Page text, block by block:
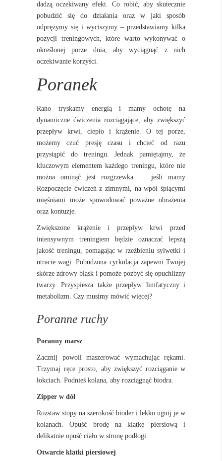
dadzą oczekiwany efekt. Co robić, aby skutecznie
pobudzić się do działania oraz w jaki sposób
odprężymy się i wyciszymy – przedstawiamy kilka
pozycji treningowych, które warto wykonywać o
określonej porze dnia, aby wyciągnąć z nich
oczekiwanie korzyści.
Poranek
Rano tryskamy energią i mamy ochotę na
dynamiczne ćwiczenia rozciągające, aby zwiększyć
przepływ krwi, ciepło i krążenie. O tej porze,
możemy czuć presję czasu i chcieć od razu
przystąpić do treningu. Jednak pamiętajmy, że
kluczowym elementem każdego treningu, które nie
można ominąć jest rozgrzewka. jeśli mamy
Rozpoczęcie ćwiczeń z zimnymi, na wpół śpiącymi
mięśniami może spowodować poważne obrażenia
oraz kontuzje.
Zwiększone krążenie i przepływ krwi przed
intensywnym treningiem będzie oznaczać lepszą
jakość treningu, pomagając w rzeźbieniu sylwetki i
utracie wagi. Pobudzona cyrkulacja zapewni Twojej
skórze zdrowy blask i pomoże pozbyć się opuchlizny
twarzy. Przyspiesza także przepływ limfatyczny i
metabolizm. Czy musimy mówić więcej?
Poranne ruchy
Poranny marsz
Zacznij powoli maszerować wymachując rękami.
Trzymaj ręce prosto, aby zwiększyć rozciąganie w
łokciach. Podnieś kolana, aby rozciągnąć biodra.
Zipper w dół
Rozstaw stopy na szerokość bioder i lekko ugnij je w
kolanach. Opuść brodę na klatkę piersiową i
delikatnie opuść ciało w stronę podłogi.
Otwarcie klatki piersiowej